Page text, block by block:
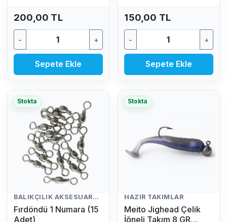
200,00 TL
- +
Sepete Ekle
150,00 TL
- +
Sepete Ekle
Stokta
BALIKÇILIK AKSESUARLARI
Fırdöndü 1 Numara (15
Adet)
Stokta
HAZIR TAKIMLAR
Meito Jighead Çelik
İğneli Takım 8 GR